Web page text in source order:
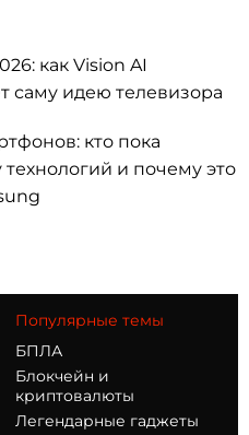
как Vision AI
саму идею телевизора
кто пока
и почему это
Популярные темы
БПЛА
Блокчейн и
криптовалюты
Легендарные гаджеты